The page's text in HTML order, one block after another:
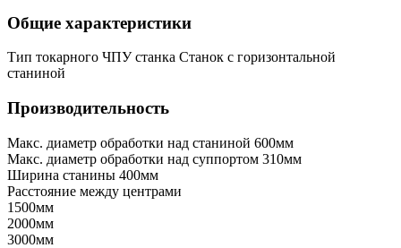
Общие характеристики
Тип токарного ЧПУ станка Станок с горизонтальной
станиной
Производительность
Макс. диаметр обработки над станиной 600мм
Макс. диаметр обработки над суппортом 310мм
Ширина станины 400мм
Расстояние между центрами
1500мм
2000мм
3000мм